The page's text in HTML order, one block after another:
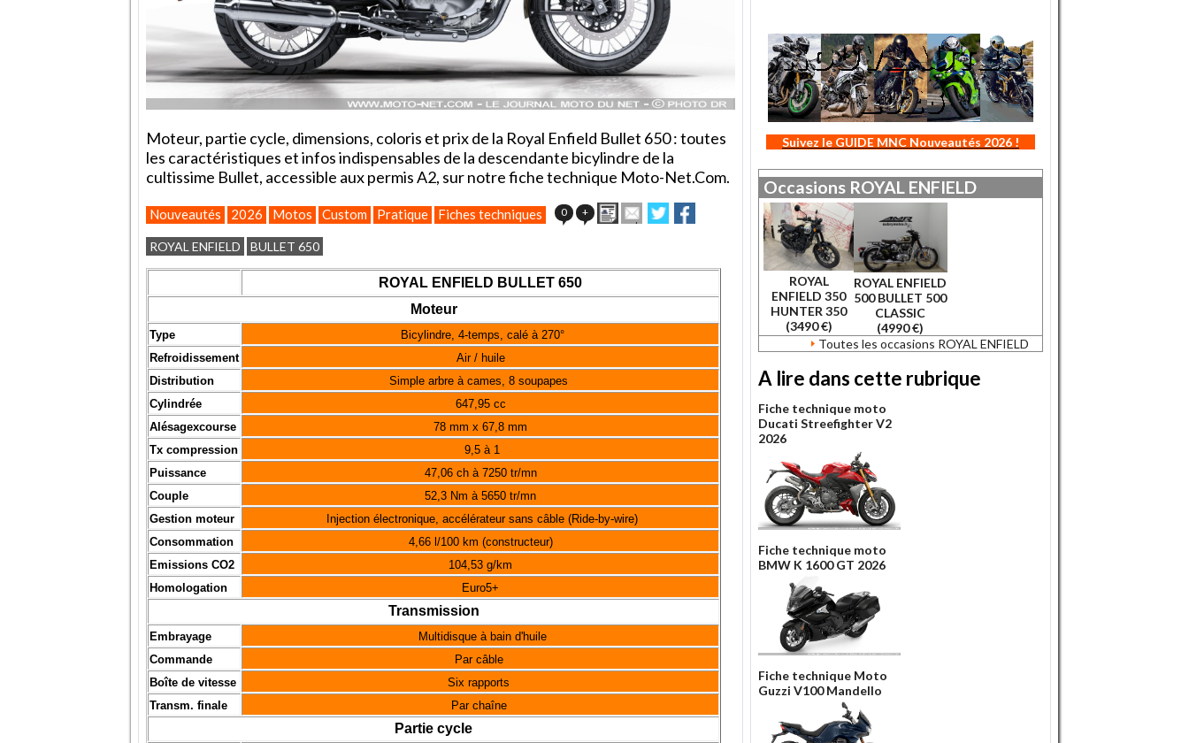
Moteur, partie cycle, dimensions, coloris et prix de la Royal Enfield Bullet 650 : toutes
les caractéristiques et infos indispensables de la descendante bicylindre de la
cultissime Bullet, accessible aux permis A2, sur notre fiche technique Moto-Net.Com.
Nouveautés 2026 Motos Custom Pratique Fiches techniques 0 + ImprimerEnvoyer
cet
un
Partager
sur
sur
ROYAL ENFIELD BULLET 650
ROYAL ENFIELD BULLET 650
Moteur
Type
Bicylindre, 4-temps, calé à 270°
Refroidissement
Air / huile
Distribution
Simple arbre à cames, 8 soupapes
Cylindrée
647,95 cc
Alésagexcourse
78 mm x 67,8 mm
Tx compression
9,5 à 1
Puissance
47,06 ch à 7250 tr/mn
Couple
52,3 Nm à 5650 tr/mn
Gestion moteur
Injection électronique, accélérateur sans câble (Ride-by-wire)
Consommation
4,66 l/100 km (constructeur)
Emissions CO2
104,53 g/km
Homologation
Euro5+
Transmission
Embrayage
Multidisque à bain d'huile
Commande
Par câble
Boîte de vitesse
Six rapports
Transm. finale
Par chaîne
Partie cycle
Suivez le GUIDE MNC Nouveautés 2026 !
Occasions ROYAL ENFIELD
ROYAL
ENFIELD 350
HUNTER 350
(3490 €)
ROYAL ENFIELD
500 BULLET 500
CLASSIC
(4990 €)
Toutes les occasions ROYAL ENFIELD
A lire dans cette rubrique
Fiche technique moto
Ducati Streefighter V2
2026
Fiche technique moto
BMW K 1600 GT 2026
Fiche technique Moto
Guzzi V100 Mandello